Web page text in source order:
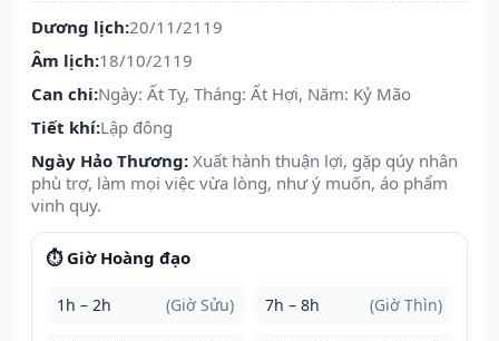
Dương lịch:20/11/2119
Âm lịch:18/10/2119
Can chi:Ngày: Ất Tỵ, Tháng: Ất Hợi, Năm: Kỷ Mão
Tiết khí:Lập đông
Ngày Hảo Thương: Xuất hành thuận lợi, gặp qúy nhân
phù trợ, làm mọi việc vừa lòng, như ý muốn, áo phẩm
vinh quy.
⏱️ Giờ Hoàng đạo
1h – 2h (Giờ Sửu) 7h – 8h (Giờ Thìn)